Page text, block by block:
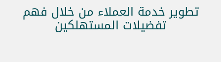
تطوير خدمة العملاء من خلال فهم
تفضيلات المستهلكين